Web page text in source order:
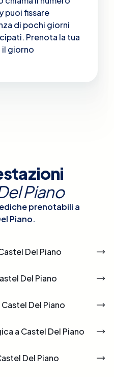
puoi fissare
di pochi giorni
Prenota la tua
il giorno
Piano
prenotabili a
Piano.
Del Piano
Del Piano
Del Piano
a Castel Del Piano
Del Piano